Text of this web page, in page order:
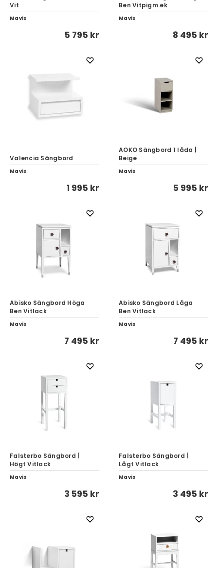
Vit
Mavis
5 795 kr
Ben Vitpigm.ek
Mavis
8 495 kr
Valencia Sängbord
Mavis
1 995 kr
AOKO Sängbord 1 låda |
Beige
Mavis
5 995 kr
Abisko Sängbord Höga
Ben Vitlack
Mavis
7 495 kr
Abisko Sängbord Låga
Ben Vitlack
Mavis
7 495 kr
Falsterbo Sängbord |
Högt Vitlack
Mavis
3 595 kr
Falsterbo Sängbord |
Lågt Vitlack
Mavis
3 495 kr